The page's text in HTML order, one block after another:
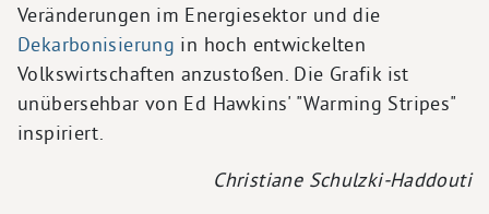
Veränderungen im Energiesektor und die
Dekarbonisierung in hoch entwickelten
Volkswirtschaften anzustoßen. Die Grafik ist
unübersehbar von Ed Hawkins' "Warming Stripes"
inspiriert.
Christiane Schulzki-Haddouti